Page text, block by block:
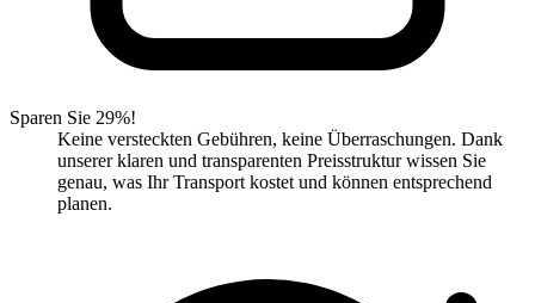
Sparen Sie 29%!
Keine versteckten Gebühren, keine Überraschungen. Dank
unserer klaren und transparenten Preisstruktur wissen Sie
genau, was Ihr Transport kostet und können entsprechend
planen.